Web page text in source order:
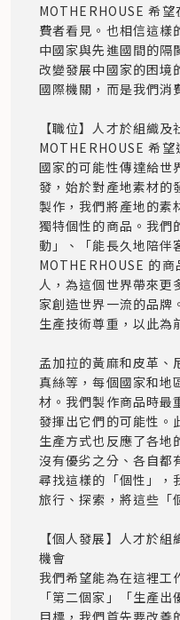
MOTHERHOUSE 希
費者看見。也相信這樣
中國家與先進國間的隔
改變發展中國家的困境
國際機關，而是我們消
【職位】人才於組織
MOTHERHOUSE 希
國家的可能性傳達給世
發，始於對產地素材的
製作，我們將產地的素
獨特個性的商品。我們
動」、「能長久地陪伴
MOTHERHOUSE 的
人，為這個世界帶來更
家創造世界一流的品牌
生產技術尊重，以此為
孟加拉的黃麻和皮革、
真絲等，每個國家和地
材。我們製作商品時最
發揮出它們的可能性。
生產方式也反應了各地
沒有優劣之分、各自都
尋找這樣的「個性」，
旅行、探索，將這些「
【個人發展】人才於
機會
我們希望能為在這裡
「第二個家」「生產
目標，我們首先要改善